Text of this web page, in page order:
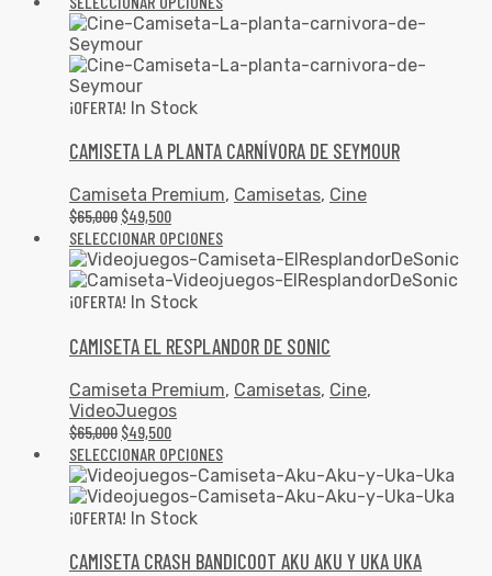
¡OFERTA! In Stock
CAMISETA LA PLANTA CARNÍVORA DE SEYMOUR
Camiseta Premium, Camisetas, Cine
$65,000 $49,500
SELECCIONAR OPCIONES
¡OFERTA! In Stock
CAMISETA EL RESPLANDOR DE SONIC
Camiseta Premium, Camisetas, Cine,
VideoJuegos
$65,000 $49,500
SELECCIONAR OPCIONES
¡OFERTA! In Stock
CAMISETA CRASH BANDICOOT AKU AKU Y UKA UKA